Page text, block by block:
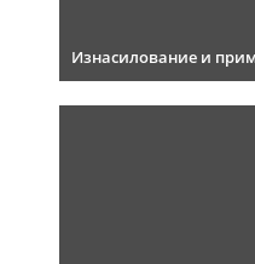
Изнасилование и